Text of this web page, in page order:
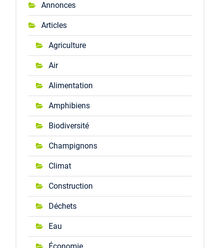
Annonces
Articles
Agriculture
Air
Alimentation
Amphibiens
Biodiversité
Champignons
Climat
Construction
Déchets
Eau